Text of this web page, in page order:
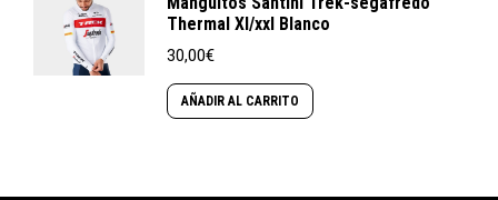
Thermal Xl/xxl Blanco
30,00€
AÑADIR AL CARRITO